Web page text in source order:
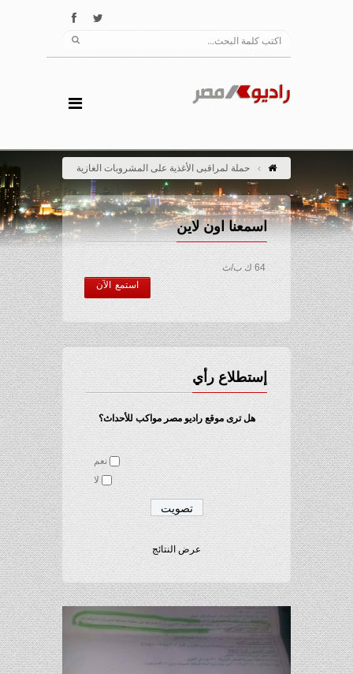
حملة لمراقبى الأغذية على المشروبات الغازية
اسمعنا اون لاين
64 ك ب/ث
استمع الآن
إستطلاع رأي
هل ترى موقع راديو مصر مواكب للأحداث؟
نعم
لا
عرض النتائج